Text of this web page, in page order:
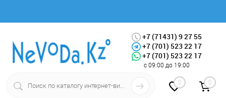
Вход Регистрация
+7 (71431) 9 27 55
+7 (701) 523 22 17
+7 (701) 523 22 17
с 09:00 до 19:00
0 0